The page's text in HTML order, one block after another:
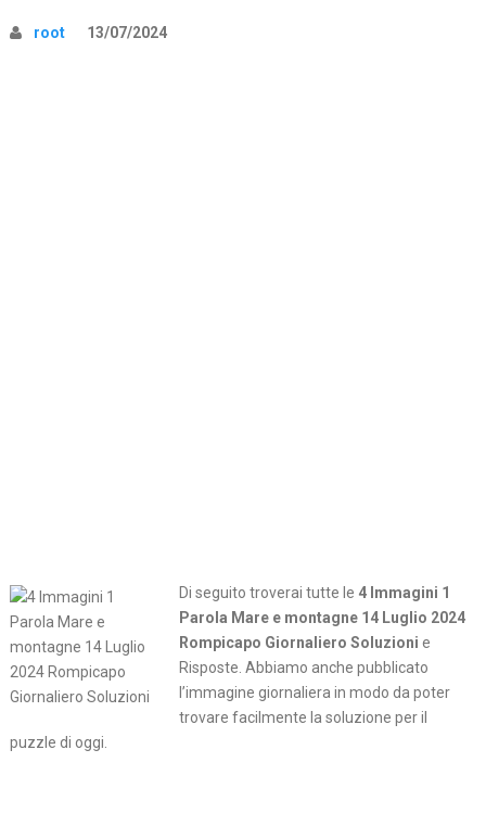
root 13/07/2024
Di seguito troverai tutte le 4 Immagini 1
Parola Mare e montagne 14 Luglio 2024
Rompicapo Giornaliero Soluzioni e
Risposte. Abbiamo anche pubblicato
l’immagine giornaliera in modo da poter
trovare facilmente la soluzione per il
puzzle di oggi.